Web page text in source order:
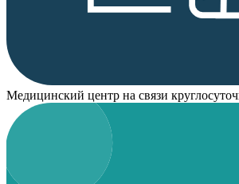
Медицинский центр на связи